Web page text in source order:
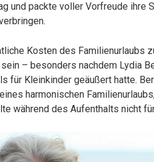
und packte voller Vorfreude ihre
Kosten des Familienurlaubs
– besonders nachdem Lydia
für Kleinkinder geäußert hatte.
harmonischen
während des Aufenthalts nicht